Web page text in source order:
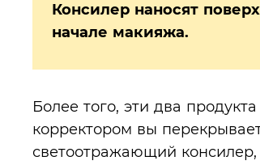
Консилер наносят
начале макияжа.
Более того, эти два
корректором вы
светоотражающий